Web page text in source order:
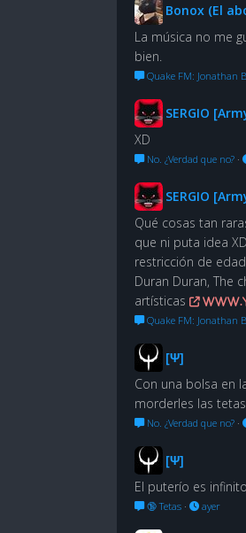
Bonox (El
La música no me
bien.
Quake FM: Jonathan
SERGIO
XD
No. ¿Verdad que no? ·
SERGIO
Qué cosas tan
que ni puta idea
restricción de
Duran Duran, The
artísticas
Quake FM: Jonathan
[Ψ]
Con una bolsa en
morderles las
No. ¿Verdad que no? ·
[Ψ]
El puterío es
🔞 Tetas · ayer